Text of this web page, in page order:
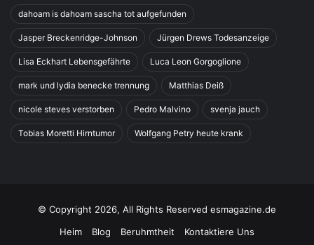
dahoam is dahoam sascha tot aufgefunden
Jasper Breckenridge-Johnson Jürgen Drews Todesanzeige
Lisa Eckhart Lebensgefährte Luca Leon Gorgoglione
mark und lydia benecke trennung Matthias Deiß
nicole steves verstorben Pedro Malvino svenja jauch
Tobias Moretti Hirntumor Wolfgang Petry heute krank
© Copyright 2026, All Rights Reserved esmagazine.de
Heim
Blog Beruhmtheit Kontaktiere Uns